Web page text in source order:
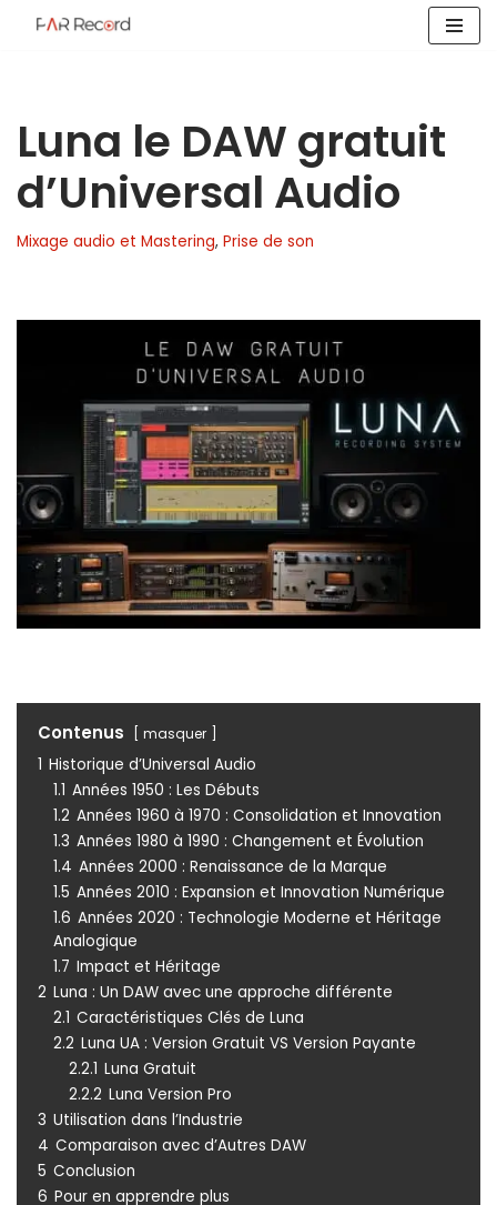
Luna le DAW gratuit
d’Universal Audio
Mixage audio et Mastering, Prise de son
Contenus masquer
1 Historique d’Universal Audio
1.1 Années 1950 : Les Débuts
1.2 Années 1960 à 1970 : Consolidation et Innovation
1.3 Années 1980 à 1990 : Changement et Évolution
1.4 Années 2000 : Renaissance de la Marque
1.5 Années 2010 : Expansion et Innovation Numérique
1.6 Années 2020 : Technologie Moderne et Héritage
Analogique
1.7 Impact et Héritage
2 Luna : Un DAW avec une approche différente
2.1 Caractéristiques Clés de Luna
2.2 Luna UA : Version Gratuit VS Version Payante
2.2.1 Luna Gratuit
2.2.2 Luna Version Pro
3 Utilisation dans l’Industrie
4 Comparaison avec d’Autres DAW
5 Conclusion
6 Pour en apprendre plus